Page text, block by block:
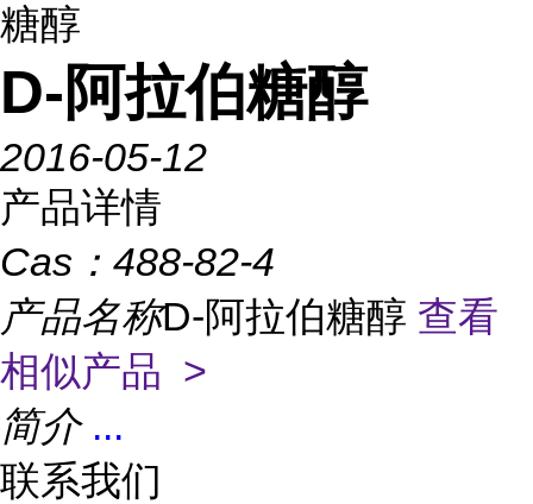
糖醇
D-阿拉伯糖醇
2016-05-12
产品详情
Cas： 488-82-4
产品名称D-阿拉伯糖醇 查看
相似产品 >
简介 ...
联系我们